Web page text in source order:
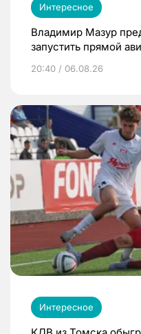
Интересное
Владимир Мазур
запустить прямой
20:40 / 06.08.26
Интересное